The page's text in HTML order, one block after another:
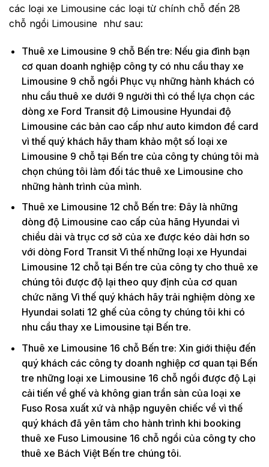
các loại xe Limousine các loại từ chính chỗ đến 28
chỗ ngồi Limousine như sau:
Thuê xe Limousine 9 chỗ Bến tre: Nếu gia đình bạn
cơ quan doanh nghiệp công ty có nhu cầu thay xe
Limousine 9 chỗ ngồi Phục vụ những hành khách có
nhu cầu thuê xe dưới 9 người thì có thể lựa chọn các
dòng xe Ford Transit độ Limousine Hyundai độ
Limousine các bản cao cấp như auto kimdon đề card
vì thế quý khách hãy tham khảo một số loại xe
Limousine 9 chỗ tại Bến tre của công ty chúng tôi mà
chọn chúng tôi làm đối tác thuê xe Limousine cho
những hành trình của mình.
Thuê xe Limousine 12 chỗ Bến tre: Đây là những
dòng độ Limousine cao cấp của hãng Hyundai vì
chiều dài và trục cơ sở của xe được kéo dài hơn so
với dòng Ford Transit Vì thế những loại xe Hyundai
Limousine 12 chỗ tại Bến tre của công ty cho thuê xe
chúng tôi được độ lại theo quy định của cơ quan
chức năng Vì thế quý khách hãy trải nghiệm dòng xe
Hyundai solati 12 ghế của công ty chúng tôi khi có
nhu cầu thay xe Limousine tại Bến tre.
Thuê xe Limousine 16 chỗ Bến tre: Xin giới thiệu đến
quý khách các công ty doanh nghiệp cơ quan tại Bến
tre những loại xe Limousine 16 chỗ ngồi được độ Lại
cải tiến về ghế và không gian trần sàn của loại xe
Fuso Rosa xuất xứ và nhập nguyên chiếc về vì thế
quý khách đã yên tâm cho hành trình khi booking
thuê xe Fuso Limousine 16 chỗ ngồi của công ty cho
thuê xe Bách Việt Bến tre chúng tôi.